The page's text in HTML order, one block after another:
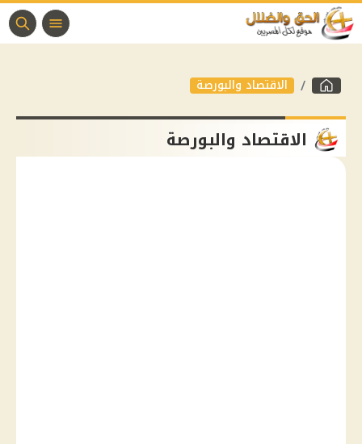
الاقتصاد والبورصة
الاقتصاد والبورصة